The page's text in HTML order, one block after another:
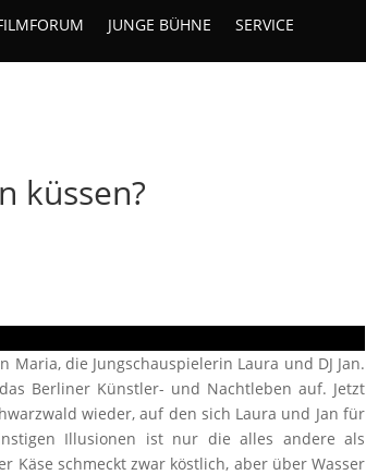
JUNGE BÜHNE SERVICE
küssen?
die Jungschauspielerin Laura und DJ Jan.
Berliner Künstler- und Nachtleben auf. Jetzt
wieder, auf den sich Laura und Jan für
Illusionen ist nur die alles andere als
Käse schmeckt zwar köstlich, aber über Wasser